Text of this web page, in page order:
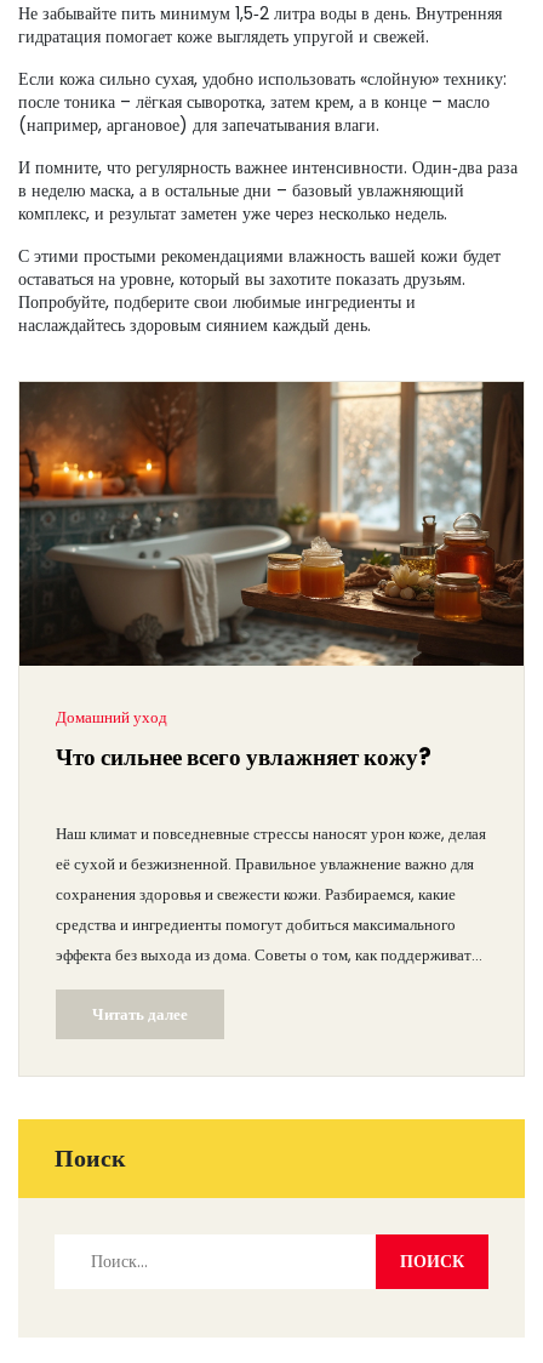
Не забывайте пить минимум 1,5‑2 литра воды в день. Внутренняя
гидратация помогает коже выглядеть упругой и свежей.
Если кожа сильно сухая, удобно использовать «слойную» технику:
после тоника – лёгкая сыворотка, затем крем, а в конце – масло
(например, аргановое) для запечатывания влаги.
И помните, что регулярность важнее интенсивности. Один‑два раза
в неделю маска, а в остальные дни – базовый увлажняющий
комплекс, и результат заметен уже через несколько недель.
С этими простыми рекомендациями влажность вашей кожи будет
оставаться на уровне, который вы захотите показать друзьям.
Попробуйте, подберите свои любимые ингредиенты и
наслаждайтесь здоровым сиянием каждый день.
Домашний уход
Что сильнее всего увлажняет кожу?
Наш климат и повседневные стрессы наносят урон коже, делая
её сухой и безжизненной. Правильное увлажнение важно для
сохранения здоровья и свежести кожи. Разбираемся, какие
средства и ингредиенты помогут добиться максимального
эффекта без выхода из дома. Советы о том, как поддерживать
влагу эффективно и безопасно.
Читать далее
Поиск